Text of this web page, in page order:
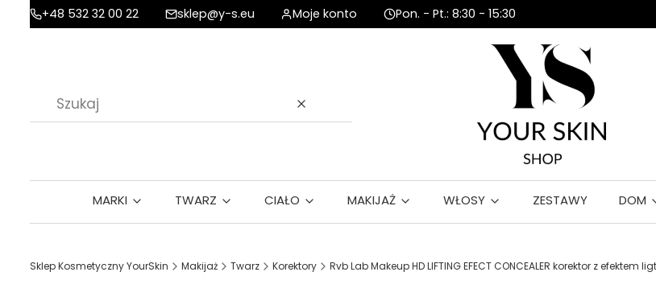
+48 532 32 00 22 sklep@y-s.eu Moje konto Pon. - Pt.: 8:30 - 15:30
Wyczyść
MARKI TWARZ CIAŁO MAKIJAŻ WŁOSY ZESTAWY DOM
Sklep Kosmetyczny YourSkin Makijaż Twarz Korektory Rvb Lab Makeup HD LIFTING EFECT CONCEALER korektor z efektem